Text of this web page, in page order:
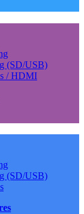
(SD/USB)
/ HDMI
(SD/USB)